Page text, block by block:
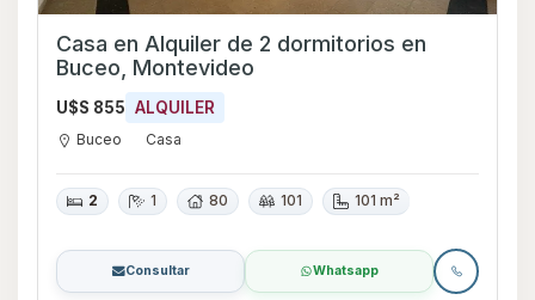
Casa en Alquiler de 2 dormitorios en
Buceo, Montevideo
U$S 855 ALQUILER
Buceo Casa
2 1 80 101 101 m²
Consultar Whatsapp